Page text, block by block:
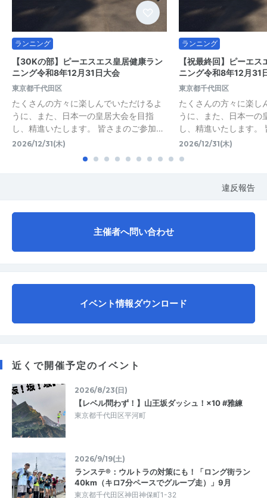
ランニング
【30Kの部】ピーエスエス皇居健康ラン
ニング令和8年12月31日大会
東京都千代田区
たくさんの方々に楽しんでいただけるよ
うに、また、日本一の皇居大会を目指
し、精進いたします。 皆さまのご参加…
2026/12/31(木)
ランニング
【祝最終回】ピーエ
ニング令和8年12月31
東京都千代田区
たくさんの方々に楽し
うに、また、日本一の
し、精進いたします
2026/12/31(木)
違反報告
主催者へ問い合わせ
イベント情報ダウンロード
近くで開催予定のイベント
2026/8/23(日)
【レベル問わず！】山王坂ダッシュ！×10 #雅練
東京都千代田区平河町
2026/9/19(土)
ランステ®：ウルトラの対策にも！「ロング街ラン
40km（キロ7分ペースでグループ走）」9月
東京都千代田区神田神保町1-32